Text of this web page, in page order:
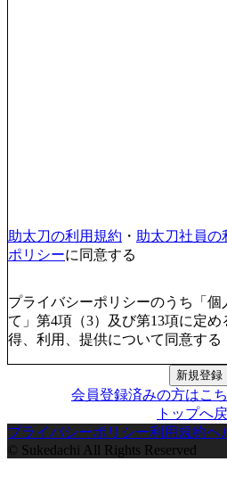
助太刀の利用規約 ・ 助太刀社員の
ポリシーに同意する
プライバシーポリシーのうち「
て」第4項（3）及び第13項に定
得、利用、提供について同意する
新規登録
会員登録済みの方はこ
トップへ
プライバシーポリシー利用規約ヘ
© Sukedachi All Rights Reserved